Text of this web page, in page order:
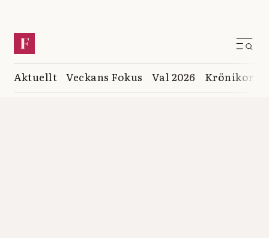
Aktuellt Veckans Fokus Val 2026 Krönikor